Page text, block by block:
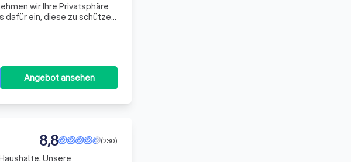
wir Ihre Privatsphäre
dafür ein, diese zu schützen.
Angebot ansehen
(230)
8,8
Unsere